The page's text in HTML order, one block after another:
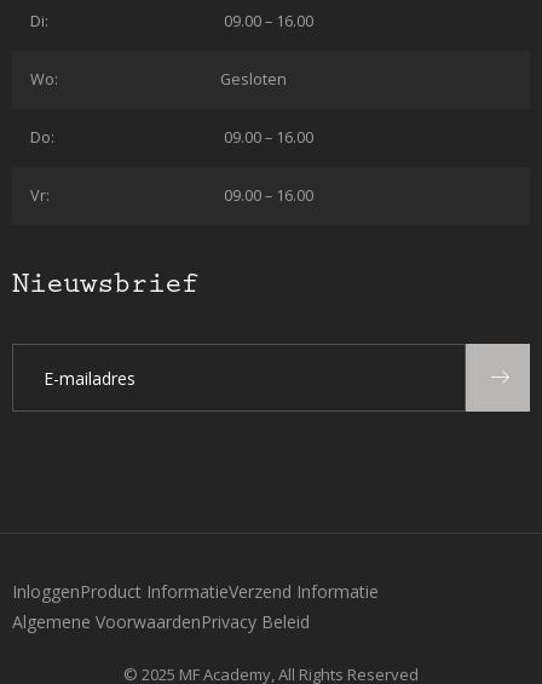
Di: 09.00 – 16.00
Wo: Gesloten
Do: 09.00 – 16.00
Vr: 09.00 – 16.00
Nieuwsbrief
InloggenProduct InformatieVerzend Informatie
Algemene VoorwaardenPrivacy Beleid
© 2025 MF Academy, All Rights Reserved